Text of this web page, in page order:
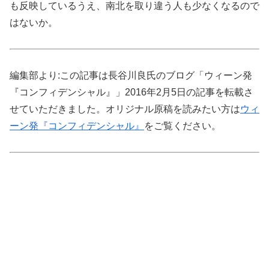
も反映しているうえ、南北を取り違う人も少なくなるので
はないか。
編集部より:この記事は長谷川良氏のブログ「ウィーン発
『コンフィデンシャル』」2016年2月5日の記事を転載さ
せていただきました。オリジナル原稿を読みたい方はウィ
ーン発『コンフィデンシャル』
をご覧ください。